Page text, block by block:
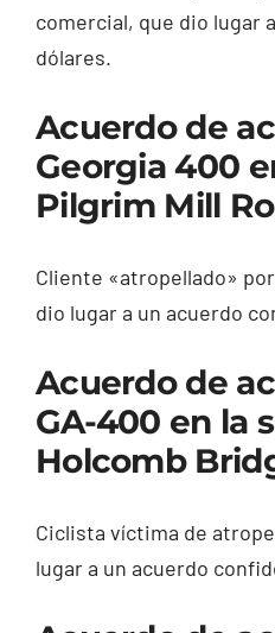
comercial, que dio lugar
dólares.
Acuerdo de
Georgia 400
Pilgrim Mill
Cliente «atropellado»
dio lugar a un acuerdo
Acuerdo de
GA-400 en la
Holcomb
Ciclista víctima de
lugar a un acuerdo